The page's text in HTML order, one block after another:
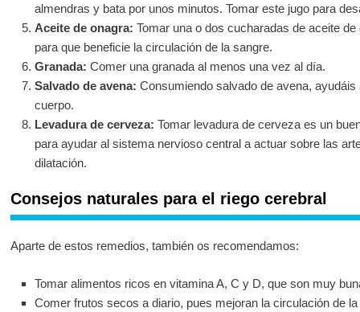
almendras y bata por unos minutos. Tomar este jugo para
Aceite de onagra: Tomar una o dos cucharadas de aceite
para que beneficie la circulación de la sangre.
Granada: Comer una granada al menos una vez al día.
Salvado de avena: Consumiendo salvado de avena,
cuerpo.
Levadura de cerveza: Tomar levadura de cerveza es un
para ayudar al sistema nervioso central a actuar sobre las
dilatación.
Consejos naturales para el riego cerebral
Aparte de estos remedios, también os recomendamos:
Tomar alimentos ricos en vitamina A, C y D, que son muy
Comer frutos secos a diario, pues mejoran la circulación de